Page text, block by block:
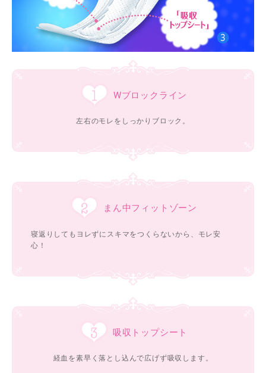
Wブロックライン
左右のモレをしっかりブロック。
まん中フィットゾーン
寝返りしてもヨレずにスキマをつくらないから、モレ安
心！
吸収トップシート
経血を素早く落とし込んで広げず吸収します。